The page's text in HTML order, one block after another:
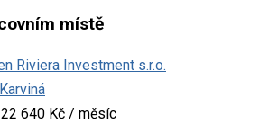
místě
Riviera Investment s.r.o.
Karviná
22 640 Kč / měsíc